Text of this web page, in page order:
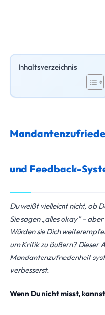
Inhaltsverzeichnis
und Feedback-
Du weißt vielleicht nicht, ob
Sie sagen „alles okay” –
Würden sie Dich
um Kritik zu äußern? Dieser
Mandantenzufriedenheit
verbesserst.
Wenn Du nicht misst,